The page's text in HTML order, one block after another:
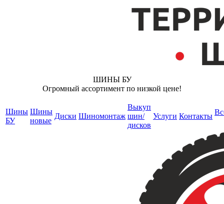
ШИНЫ БУ
Огромный ассортимент по низкой цене!
Шины
БУ
Шины
новые
Диски Шиномонтаж
Выкуп
шин/
дисков
Услуги Контакты